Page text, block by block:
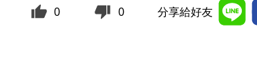
0 0 分享給好友